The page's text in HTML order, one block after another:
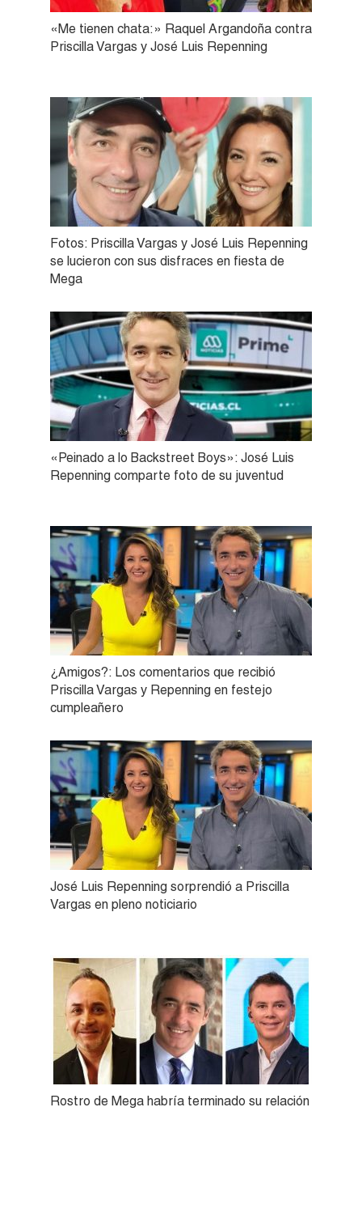
«Me tienen chata:» Raquel Argandoña contra
Priscilla Vargas y José Luis Repenning
Fotos: Priscilla Vargas y José Luis Repenning
se lucieron con sus disfraces en fiesta de
Mega
«Peinado a lo Backstreet Boys»: José Luis
Repenning comparte foto de su juventud
¿Amigos?: Los comentarios que recibió
Priscilla Vargas y Repenning en festejo
cumpleañero
José Luis Repenning sorprendió a Priscilla
Vargas en pleno noticiario
Rostro de Mega habría terminado su relación